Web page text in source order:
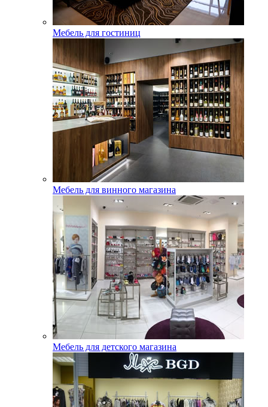
Мебель для гостиниц
Мебель для винного магазина
Мебель для детского магазина